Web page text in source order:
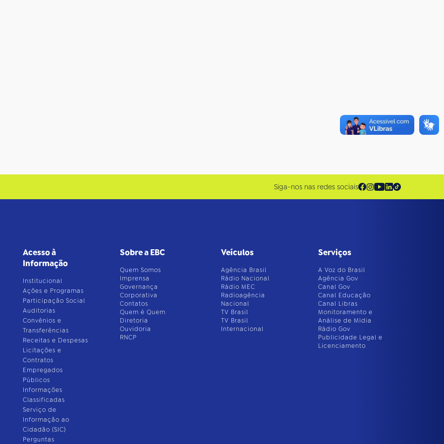
Siga-nos nas redes sociais
Acesso à
Informação
Institucional
Ações e Programas
Participação Social
Auditorias
Convênios e
Transferências
Receitas e Despesas
Licitações e
Contratos
Empregados
Públicos
Informações
Classificadas
Serviço de
Informação ao
Cidadão (SIC)
Perguntas
Sobre a EBC
Quem Somos
Imprensa
Governança
Corporativa
Contatos
Quem é Quem
Diretoria
Ouvidoria
RNCP
Veículos
Agência Brasil
Rádio Nacional
Rádio MEC
Radioagência
Nacional
TV Brasil
TV Brasil
Internacional
Serviços
A Voz do Brasil
Agência Gov
Canal Gov
Canal Educação
Canal Libras
Monitoramento e
Análise de Mídia
Rádio Gov
Publicidade Legal e
Licenciamento